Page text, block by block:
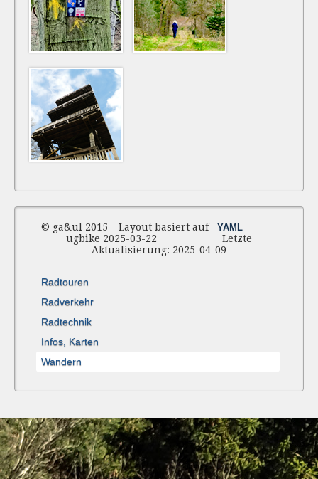
© ga&ul 2015 – Layout basiert auf YAML
ugbike 2025-03-22 Letzte
Aktualisierung: 2025-04-09
Radtouren
Radverkehr
Radtechnik
Infos, Karten
Wandern